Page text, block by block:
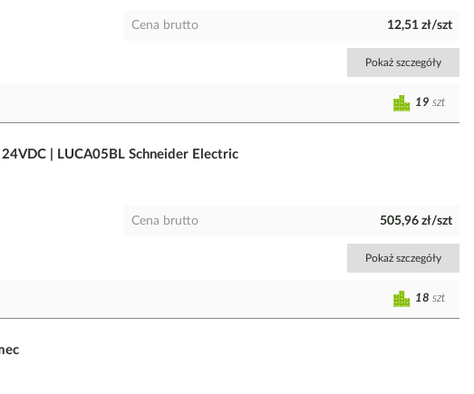
Cena brutto 12,51 zł/szt
Pokaż szczegóły
19 szt
| LUCA05BL Schneider Electric
Cena brutto 505,96 zł/szt
Pokaż szczegóły
18 szt